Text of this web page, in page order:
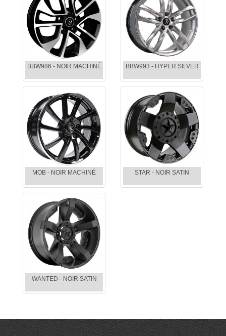
BBW986 - NOIR MACHINÉ BBW993 - HYPER SILVER
MOB - NOIR MACHINÉ STAR - NOIR SATIN
WANTED - NOIR SATIN